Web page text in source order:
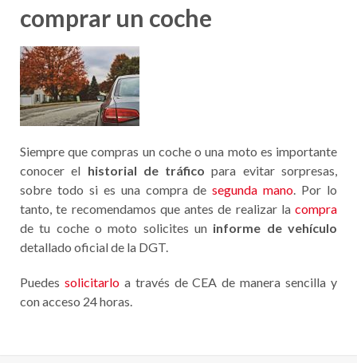
comprar un coche
Siempre que compras un coche o una moto es importante
conocer el historial de tráfico para evitar sorpresas,
sobre todo si es una compra desegunda mano. Por lo
tanto, te recomendamos que antes de realizar la compra
de tu coche o moto solicites un informe de vehículo
detallado oficial de la DGT.
Puedes solicitarloa través de CEA de manera sencilla y
con acceso 24 horas.